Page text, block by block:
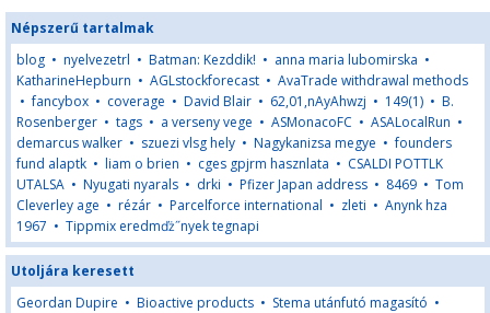
Népszerű tartalmak
blog • nyelvezetrl • Batman: Kezddik! • anna maria lubomirska •
KatharineHepburn • AGLstockforecast • AvaTrade withdrawal methods
•fancybox • coverage • David Blair • 62,01,nAyAhwzj • 149(1) • B.
Rosenberger • tags • a verseny vege • ASMonacoFC • ASALocalRun •
demarcus walker • szuezi vlsg hely • Nagykanizsa megye •founders
fund alaptk • liam o brien • cges gpjrm hasznlata • CSALDI POTTLK
UTALSA • Nyugati nyarals • drki • Pfizer Japan address • 8469 • Tom
Cleverley age • rézár • Parcelforce international • zleti • Anynk hza
1967 • Tippmix eredmďż˝nyek tegnapi
Utoljára keresett
Geordan Dupire • Bioactive products • Stema utánfutó magasító •